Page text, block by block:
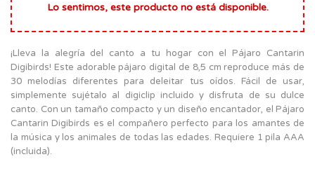
Lo sentimos, este producto no está disponible.
¡Lleva la alegría del canto a tu hogar con el Pájaro Cantarin
Digibirds! Este adorable pájaro digital de 8,5 cm reproduce más de
30 melodías diferentes para deleitar tus oídos. Fácil de usar,
simplemente sujétalo al digiclip incluido y disfruta de su dulce
canto. Con un tamaño compacto y un diseño encantador, el Pájaro
Cantarin Digibirds es el compañero perfecto para los amantes de
la música y los animales de todas las edades. Requiere 1 pila AAA
(incluida).